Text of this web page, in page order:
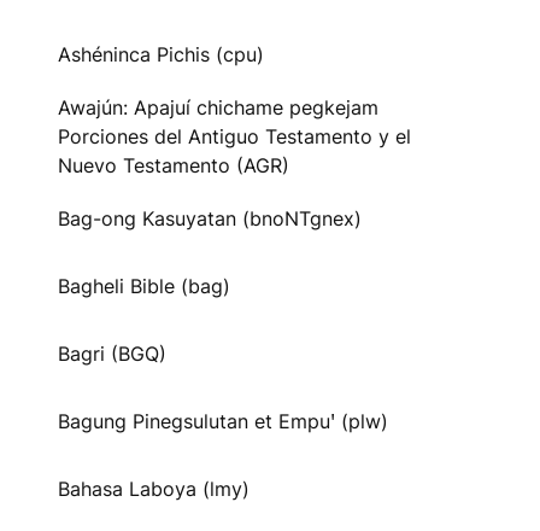
Ashéninca Pichis (cpu)
Awajún: Apajuí chichame pegkejam
Porciones del Antiguo Testamento y el
Nuevo Testamento (AGR)
Bag-ong Kasuyatan (bnoNTgnex)
Bagheli Bible (bag)
Bagri (BGQ)
Bagung Pinegsulutan et Empuꞌ (plw)
Bahasa Laboya (lmy)